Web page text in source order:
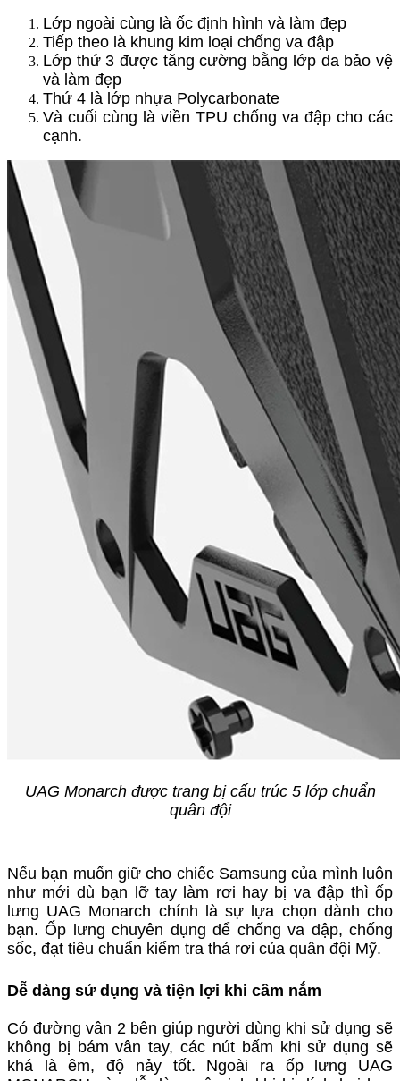
Lớp ngoài cùng là ốc định hình và làm đẹp
Tiếp theo là khung kim loại chống va đập
Lớp thứ 3 được tăng cường bằng lớp da bảo vệ
và làm đẹp
Thứ 4 là lớp nhựa Polycarbonate
Và cuối cùng là viền TPU chống va đập cho các
cạnh.
UAG Monarch được trang bị cấu trúc 5 lớp chuẩn
quân đội
Nếu bạn muốn giữ cho chiếc Samsung của mình luôn
như mới dù bạn lỡ tay làm rơi hay bị va đập thì ốp
lưng UAG Monarch chính là sự lựa chọn dành cho
bạn. Ốp lưng chuyên dụng để chống va đập, chống
sốc, đạt tiêu chuẩn kiểm tra thả rơi của quân đội Mỹ.
Dễ dàng sử dụng và tiện lợi khi cầm nắm
Có đường vân 2 bên giúp người dùng khi sử dụng sẽ
không bị bám vân tay, các nút bấm khi sử dụng sẽ
khá là êm, độ nảy tốt. Ngoài ra ốp lưng UAG